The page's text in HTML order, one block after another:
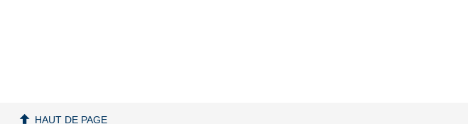
HAUT DE PAGE